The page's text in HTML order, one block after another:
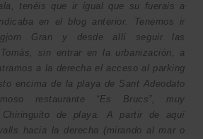
tenéis que ir igual que su fuerais a
en el blog anterior. Tenemos ir
Gran y desde allí seguir las
sin entrar en la urbanización, a
a la derecha el acceso al parking
encima de la playa de Sant Adeodato
restaurante “Es Brucs”, muy
Chiringuito de playa. A partir de aquí
hacia la derecha (mirando al mar o